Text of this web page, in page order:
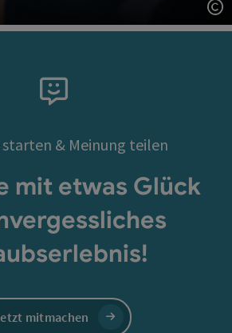
& Meinung teilen
mit etwas Glück
mitmachen